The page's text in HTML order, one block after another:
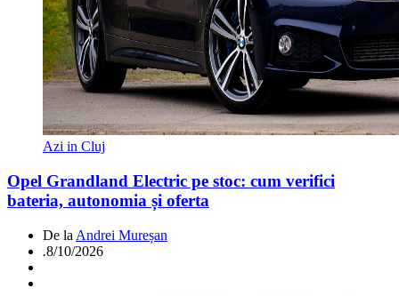
Azi in Cluj
Opel Grandland Electric pe stoc: cum verifici
bateria, autonomia și oferta
De la Andrei Mureșan
.8/10/2026